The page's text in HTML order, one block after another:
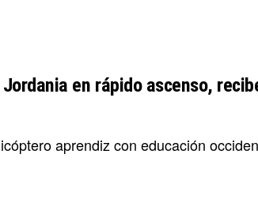
en rápido ascenso,
aprendiz con educación